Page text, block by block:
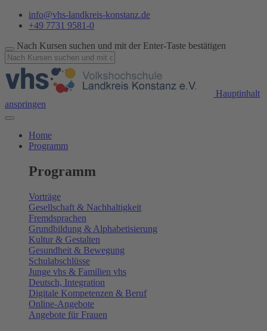
info@vhs-landkreis-konstanz.de
+49 7731 9581-0
Nach Kursen suchen und mit der Enter-Taste bestätigen
Hauptinhalt
anspringen
Home
Programm
Programm
Vorträge
Gesellschaft & Nachhaltigkeit
Fremdsprachen
Grundbildung & Alphabetisierung
Kultur & Gestalten
Gesundheit & Bewegung
Schulabschlüsse
Junge vhs & Familien vhs
Deutsch, Integration
Digitale Kompetenzen & Beruf
Online-Angebote
Angebote für Frauen